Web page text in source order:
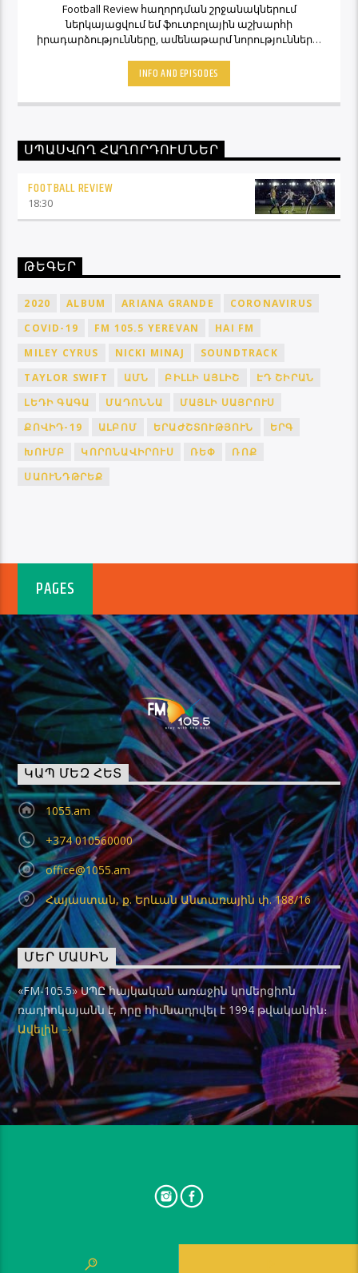
Football Review հաղորդման շրջանակներում
ներկայացվում եմ ֆուտբոլային աշխարհի
իրադարձությունները, ամենաթարմ նորությունները,
տեսակետները։ Հետևեք Լավագույնի եթերին եւ
Ֆուտբոլ Ռիվյու հաղորդաշարի միջոցով մշտապես
կլինեք ֆուտբոլային աշխարհի կիզակետում։
INFO AND EPISODES
ՍՊԱՍՎՈՂ ՀԱՂՈՐԴՈՒՄՆԵՐ
FOOTBALL REVIEW
18:30
ԹԵԳԵՐ
2020 ALBUM ARIANA GRANDE
CORONAVIRUS
COVID-19
FM 105.5 YEREVAN
HAI FM
MILEY CYRUS
NICKI MINAJ
SOUNDTRACK
TAYLOR SWIFT
ԱՄՆ ԲԻԼԼԻ ԱՅԼԻՇ
ԷԴ ՇԻՐԱՆ
ԼԵԴԻ ԳԱԳԱ
ՄԱԴՈՆՆԱ
ՄԱՅԼԻ ՍԱՅՐՈՒՍ
ՔՈՎԻԴ-19
ԱԼԲՈՄ ԵՐԱԺՇՏՈՒԹՅՈՒՆ
ԵՐԳ
ԽՈՒՄԲ
ԿՈՐՈՆԱՎԻՐՈՒՍ ՌԵՓ
ՌՈՔ
ՍԱՈՒՆԴԹՐԵՔ
PAGES
ԿԱՊ ՄԵԶ ՀԵՏ
1055.am
+374 010560000
office@1055.am
Հայաստան, ք. Երևան Անտառային փ. 188/16
ՄԵՐ ՄԱՍԻՆ
«FM-105.5» ՍՊԸ հայկական առաջին կոմերցիոն
ռադիոկայանն է, որը հիմնադրվել է 1994 թվականին։
Ավելին